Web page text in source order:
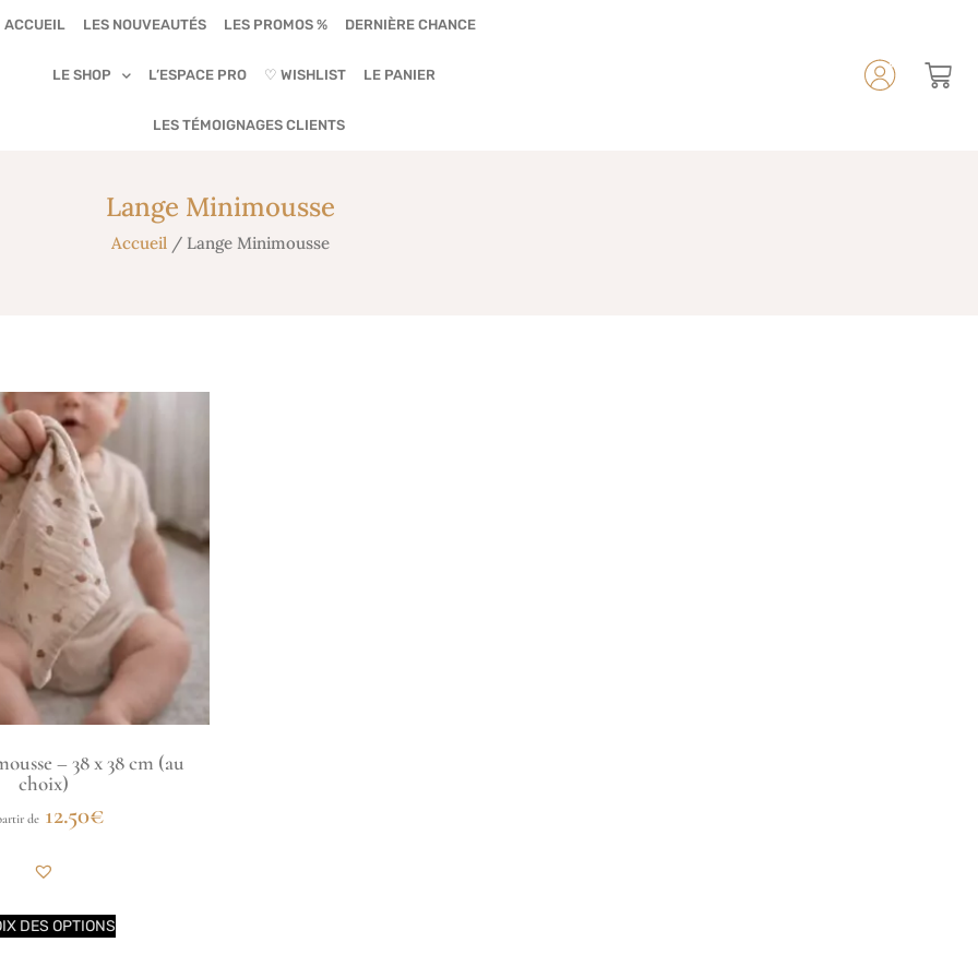
ACCUEIL LES NOUVEAUTÉS LES PROMOS % DERNIÈRE CHANCE
LE SHOP L’ESPACE PRO ♡ WISHLIST LE PANIER
LES TÉMOIGNAGES CLIENTS
Lange Minimousse
Accueil / Lange Minimousse
– 38 x 38 cm (au
choix)
de 12.50€
DES OPTIONS